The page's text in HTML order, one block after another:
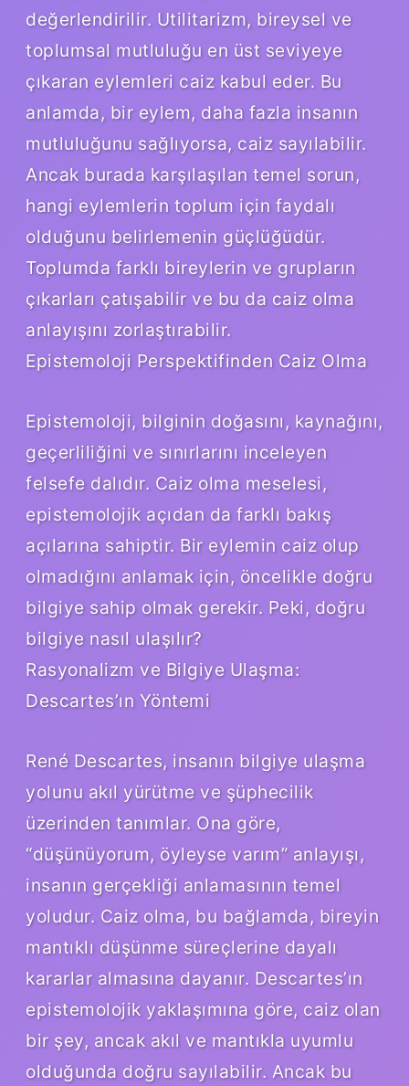
değerlendirilir. Utilitarizm, bireysel ve
toplumsal mutluluğu en üst seviyeye
çıkaran eylemleri caiz kabul eder. Bu
anlamda, bir eylem, daha fazla insanın
mutluluğunu sağlıyorsa, caiz sayılabilir.
Ancak burada karşılaşılan temel sorun,
hangi eylemlerin toplum için faydalı
olduğunu belirlemenin güçlüğüdür.
Toplumda farklı bireylerin ve grupların
çıkarları çatışabilir ve bu da caiz olma
anlayışını zorlaştırabilir.
Epistemoloji Perspektifinden Caiz Olma
Epistemoloji, bilginin doğasını, kaynağını,
geçerliliğini ve sınırlarını inceleyen
felsefe dalıdır. Caiz olma meselesi,
epistemolojik açıdan da farklı bakış
açılarına sahiptir. Bir eylemin caiz olup
olmadığını anlamak için, öncelikle doğru
bilgiye sahip olmak gerekir. Peki, doğru
bilgiye nasıl ulaşılır?
Rasyonalizm ve Bilgiye Ulaşma:
Descartes’ın Yöntemi
René Descartes, insanın bilgiye ulaşma
yolunu akıl yürütme ve şüphecilik
üzerinden tanımlar. Ona göre,
“düşünüyorum, öyleyse varım” anlayışı,
insanın gerçekliği anlamasının temel
yoludur. Caiz olma, bu bağlamda, bireyin
mantıklı düşünme süreçlerine dayalı
kararlar almasına dayanır. Descartes’ın
epistemolojik yaklaşımına göre, caiz olan
bir şey, ancak akıl ve mantıkla uyumlu
olduğunda doğru sayılabilir. Ancak bu